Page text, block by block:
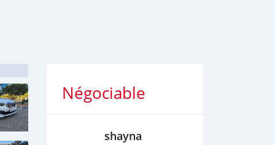
Négociable
shayna